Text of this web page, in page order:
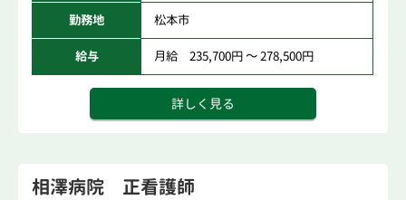
勤務地 松本市
給与 月給 235,700円 ～ 278,500円
詳しく見る
相澤病院 正看護師